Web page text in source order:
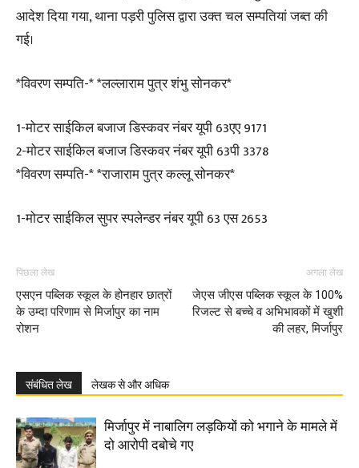
आदेश दिया गया, थाना पड़री पुलिस द्वारा उक्त चल सम्पतियां जब्त की
गई।
*विवरण सम्पति-* *लल्लाराम पुत्र शंभु सोनकर*
1-मोटर साईकिल बजाज डिस्कवर नंबर यूपी 63एए 9171
2-मोटर साईकिल बजाज डिस्कवर नंबर यूपी 63पी 3378
*विवरण सम्पति-* *राजाराम पुत्र कल्लू सोनकर*
1-मोटर साईकिल सुपर स्पलेन्डर नंबर यूपी 63 एस 2653
पिछला लेख
एसएन पब्लिक स्कूल के होनहार छात्रों
के उम्दा परिणाम से मिर्जापुर का नाम
रोशन
अगला लेख
जेएस जीएस पब्लिक स्कूल के 100%
रिजल्ट से बच्चे व अभिभावकों में खुशी
की लहर, मिर्जापुर
संबंधित लेख लेखक से और अधिक
मिर्जापुर में नाबालिग लड़कियों को भगाने के मामले में
दो आरोपी दबोचे गए